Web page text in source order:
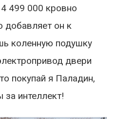
499 000 кровно
добавляет он к
коленную подушку
двери
покупай я Паладин,
за интеллект!